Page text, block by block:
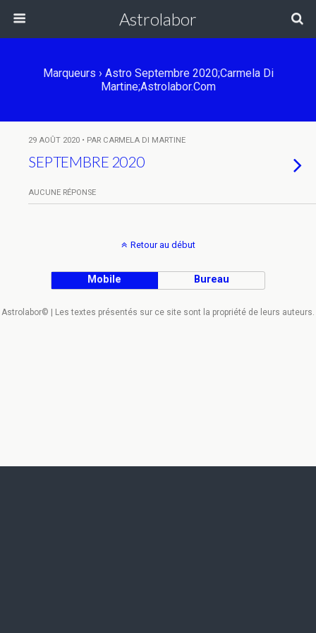
Astrolabor
Marqueurs › Astro Septembre 2020;Carmela Di
Martine;Astrolabor.com
29 AOÛT 2020 • PAR CARMELA DI MARTINE
SEPTEMBRE 2020
AUCUNE RÉPONSE
Retour au début
Mobile Bureau
Astrolabor© | Les textes présentés sur ce site sont la propriété de leurs auteurs.